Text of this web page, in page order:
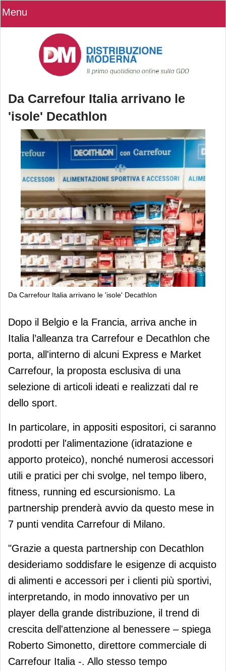
Menu
Da Carrefour Italia arrivano le
'isole' Decathlon
Da Carrefour Italia arrivano le 'isole' Decathlon
Da Carrefour Italia arrivano le 'isole'
Decathlon
Dopo il Belgio e la Francia, arriva anche in
Italia l’alleanza tra Carrefour e Decathlon che
porta, all'interno di alcuni Express e Market
Carrefour, la proposta esclusiva di una
selezione di articoli ideati e realizzati dal re
dello sport.
In particolare, in appositi espositori, ci saranno
prodotti per l'alimentazione (idratazione e
apporto proteico), nonché numerosi accessori
utili e pratici per chi svolge, nel tempo libero,
fitness, running ed escursionismo. La
partnership prenderà avvio da questo mese in
7 punti vendita Carrefour di Milano.
"Grazie a questa partnership con Decathlon
desideriamo soddisfare le esigenze di acquisto
di alimenti e accessori per i clienti più sportivi,
interpretando, in modo innovativo per un
player della grande distribuzione, il trend di
crescita dell'attenzione al benessere – spiega
Roberto Simonetto, direttore commerciale di
Carrefour Italia -. Allo stesso tempo